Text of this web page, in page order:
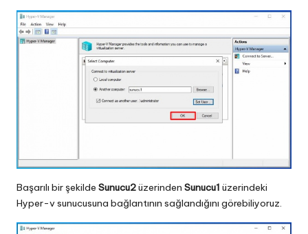
Başarılı bir şekilde Sunucu2üzerinden Sunucu1 üzerindeki
Hyper-v sunucusuna bağlantının sağlandığını görebiliyoruz.